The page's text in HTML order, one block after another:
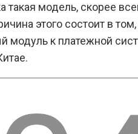
такая модель, скорее
этого состоит в
модуль к платежной